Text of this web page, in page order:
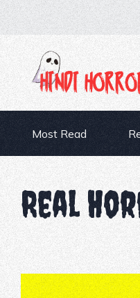
Most Read
Real